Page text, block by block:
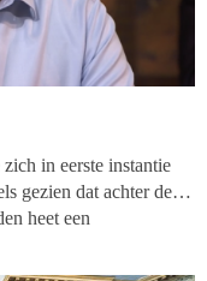
in eerste instantie
gezien dat achter de
heet een